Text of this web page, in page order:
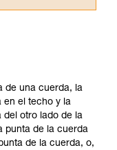
la
para poder
una formación
Confirme a
para
con total
de forma
de una cuerda, la
en el techo y la
del otro lado de la
punta de la cuerda
de la cuerda, o,